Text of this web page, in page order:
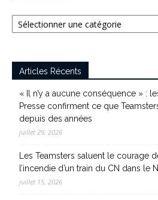
Catégories
Articles Récents
« Il n’y a aucune conséquence » :
Presse confirment ce que
depuis des années
juillet 29, 2026
Les Teamsters saluent le courage
l’incendie d’un train du CN dans le
juillet 15, 2026